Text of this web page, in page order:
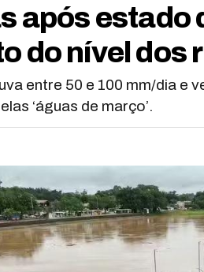
após estado
do nível dos
entre 50 e 100 mm/dia e
‘águas de março’.